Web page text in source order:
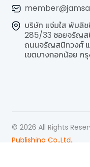
บริษัท แจ่มใส พับลิ
285/33 ซอยจรัญส
ถนนจรัญสนิทวงศ์
เขตบางกอกน้อย ก
© 2026 All Rights
Publishing Co.,Ltd..